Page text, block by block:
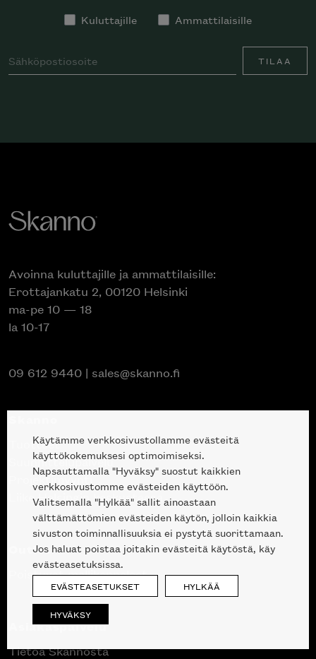
Kuluttajille Ammattilaisille
TILAA
Avoinna kuluttajille ja ammattilaisille:
Erottajankatu 2, 00120 Helsinki
ma-pe 10 — 18
la 10-17
09 612 9440 | sales@skanno.fi
Tuotteet
Suunnittelupalvelu
Projektimyynti
Liike Helsingin keskustassa
Outlet
Poistuvat mallikappaleet
Asiakaspalvelu
Tietoa Skannosta
Käytämme verkkosivustollamme evästeitä
käyttökokemuksesi optimoimiseksi.
Napsauttamalla "Hyväksy" suostut kaikkien
verkkosivustomme evästeiden käyttöön.
Valitsemalla "Hylkää" sallit ainoastaan
välttämättömien evästeiden käytön, jolloin kaikkia
sivuston toiminnallisuuksia ei pystytä suorittamaan.
Jos haluat poistaa joitakin evästeitä käytöstä, käy
evästeasetuksissa.
EVÄSTEASETUKSET HYLKÄÄ
HYVÄKSY